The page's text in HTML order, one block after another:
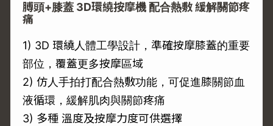
膊頭+膝蓋 3D環繞按摩機 配合熱敷 緩解關節疼
痛
1) 3D 環繞人體工學設計，準確按摩膝蓋的重要
部位，覆蓋更多按摩區域
2) 仿人手拍打配合熱敷功能，可促進膝關節血
液循環，緩解肌肉與關節疼痛
3) 多種 溫度及按摩力度可供選擇